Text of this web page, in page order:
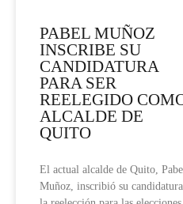
PABEL MUÑOZ
INSCRIBE SU
CANDIDATURA
PARA SER
REELEGIDO
ALCALDE DE
QUITO
El actual alcalde de Quito,
Muñoz, inscribió su